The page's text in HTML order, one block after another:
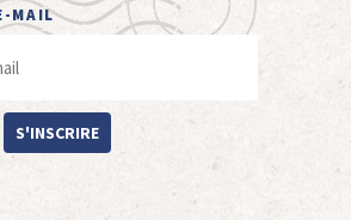
MAIL
S'INSCRIRE